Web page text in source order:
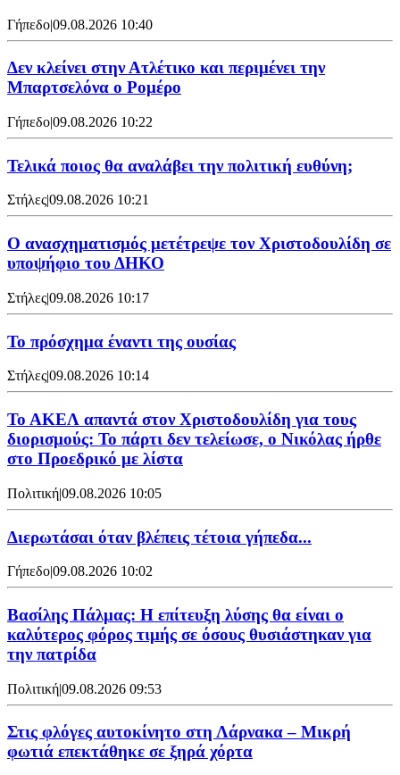
Γήπεδο|09.08.2026 10:40
Δεν κλείνει στην Ατλέτικο και περιμένει την
Μπαρτσελόνα ο Ρομέρο
Γήπεδο|09.08.2026 10:22
Τελικά ποιος θα αναλάβει την πολιτική ευθύνη;
Στήλες09.08.2026 10:21
Ο ανασχηματισμός μετέτρεψε τον Χριστοδουλίδη σε
υποψήφιο του ΔΗΚΟ
Στήλες|09.08.2026 10:17
Το πρόσχημα έναντι της ουσίας
Στήλες|09.08.2026 10:14
Το ΑΚΕΛ απαντά στον Χριστοδουλίδη για τους
διορισμούς: Το πάρτι δεν τελείωσε, ο Νικόλας ήρθε
στο Προεδρικό με λίστα
Πολιτική|09.08.2026 10:05
Διερωτάσαι όταν βλέπεις τέτοια γήπεδα...
Γήπεδο|09.08.2026 10:02
Βασίλης Πάλμας: Η επίτευξη λύσης θα είναι ο
καλύτερος φόρος τιμής σε όσους θυσιάστηκαν για
την πατρίδα
Πολιτική|09.08.2026 09:53
Στις φλόγες αυτοκίνητο στη Λάρνακα – Μικρή
φωτιά επεκτάθηκε σε ξηρά χόρτα